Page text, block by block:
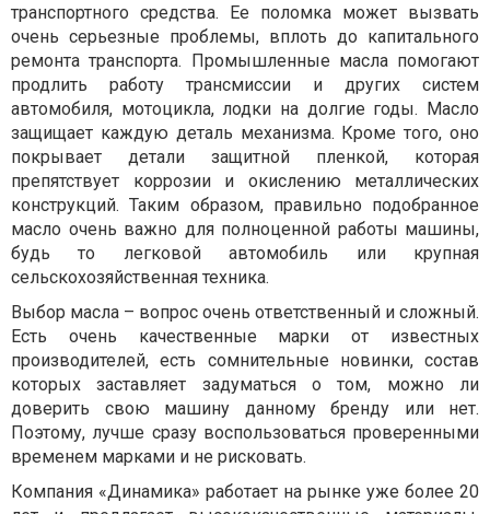
транспортного средства. Ее поломка может вызвать
очень серьезные проблемы, вплоть до капитального
ремонта транспорта. Промышленные масла помогают
продлить работу трансмиссии и других систем
автомобиля, мотоцикла, лодки на долгие годы. Масло
защищает каждую деталь механизма. Кроме того, оно
покрывает детали защитной пленкой, которая
препятствует коррозии и окислению металлических
конструкций. Таким образом, правильно подобранное
масло очень важно для полноценной работы машины,
будь то легковой автомобиль или крупная
сельскохозяйственная техника.
Выбор масла – вопрос очень ответственный и сложный.
Есть очень качественные марки от известных
производителей, есть сомнительные новинки, состав
которых заставляет задуматься о том, можно ли
доверить свою машину данному бренду или нет.
Поэтому, лучше сразу воспользоваться проверенными
временем марками и не рисковать.
Компания «Динамика» работает на рынке уже более 20